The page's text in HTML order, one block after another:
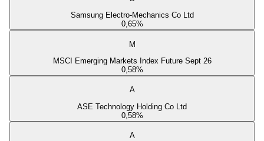
Samsung Electro-Mechanics Co Ltd
0,65%
M
MSCI Emerging Markets Index Future Sept 26
0,58%
A
ASE Technology Holding Co Ltd
0,58%
A